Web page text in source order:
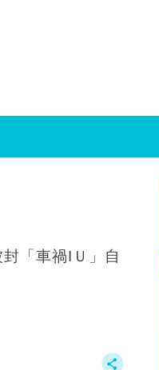
「車禍IＵ」自